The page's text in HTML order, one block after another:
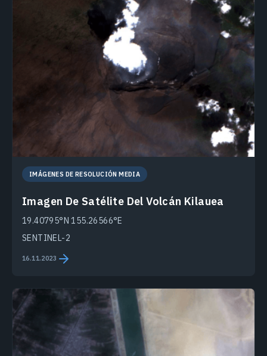
IMÁGENES DE RESOLUCIÓN MEDIA
Imagen De Satélite Del Volcán Kilauea
19.40795°N 155.26566°E
SENTINEL-2
16.11.2023